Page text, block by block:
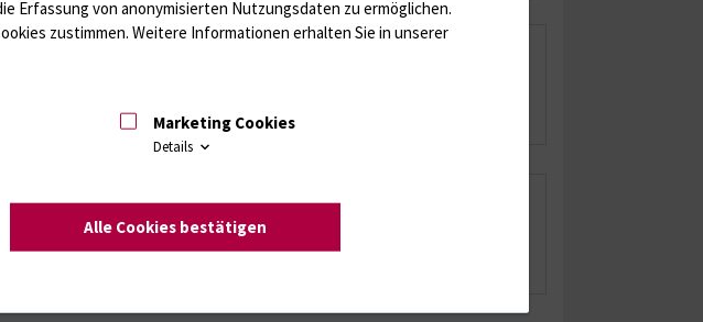
Formulare der Forschung
Mehr Infos
von anonymisierten Nutzungsdaten zu ermöglichen.
zustimmen. Weitere Informationen erhalten Sie in unserer
Marketing Cookies
Details
Alle Cookies bestätigen